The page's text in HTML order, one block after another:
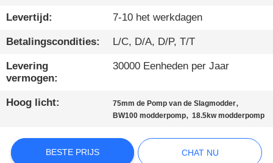
CONTACTEER
ONS
CHAT
NU
NEWS
Levertijd: 7-10 het werkdagen
Betalingscondities: L/C, D/A, D/P, T/T
Levering
vermogen:
30000 Eenheden per Jaar
Hoog licht: 75mm de Pomp van de Slagmodder,
BW100 modderpomp,18.5kw modderpomp
BESTE PRIJS CHAT NU